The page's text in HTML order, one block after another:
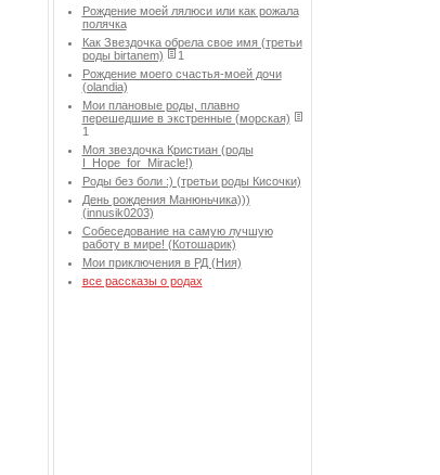
Рождение моей лялюси или как рожала
полячка
Как Звездочка обрела свое имя (третьи
роды birtanem)
1
Рождение моего счастья-моей дочи
(olandia)
Мои плановые роды, плавно
перешедшие в экстренные (морская)
1
Моя звездочка Кристиан (роды
I_Hope_for_Miracle!)
Роды без боли :) (третьи роды Кисочки)
День рождения Манюньчика)))
(innusik0203)
Собеседование на самую лучшую
работу в мире! (Котошарик)
Мои приключения в РД (Ния)
все рассказы о родах